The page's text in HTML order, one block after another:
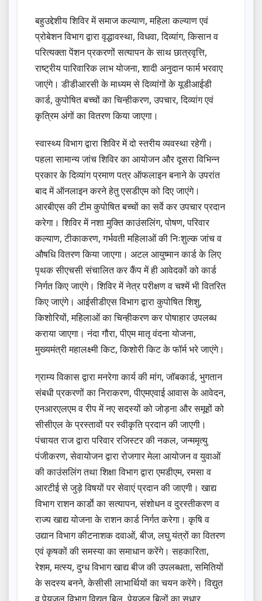
बहुउद्देशीय शिविर में समाज कल्याण, महिला कल्याण एवं
प्रोबेशन विभाग द्वारा वृद्धावस्था, विधवा, दिव्यांग, किसान व
परित्यक्ता पेंशन प्रकरणों सत्यापन के साथ छात्रवृत्ति,
राष्ट्रीय पारिवारिक लाभ योजना, शादी अनुदान फार्म भरवाए
जाएंगे। डीडीआरसी के माध्यम से दिव्यांगों के यूडीआईडी
कार्ड, कुपोषित बच्चों का चिन्हीकरण, उपचार, दिव्यांग एवं
कृत्रिम अंगों का वितरण किया जाएगा।
स्वास्थ्य विभाग द्वारा शिविर में दो स्तरीय व्यवस्था रहेगी।
पहला सामान्य जांच शिविर का आयोजन और दूसरा विभिन्न
प्रकार के दिव्यांग प्रमाण पत्र ऑफलाइन बनाने के उपरांत
बाद में ऑनलाइन करने हेतु एसडीएम को दिए जाएंगे।
आरबीएस की टीम कुपोषित बच्चों का सर्वे कर उपचार प्रदान
करेगा। शिविर में नशा मुक्ति काउंसलिंग, पोषण, परिवार
कल्याण, टीकाकरण, गर्भवती महिलाओं की निःशुल्क जांच व
औषधि वितरण किया जाएगा। अटल आयुष्मान कार्ड के लिए
पृथक सीएचसी संचालित कर कैंप में ही आवेदकों को कार्ड
निर्गत किए जाएंगे। शिविर में नेत्र परीक्षण व चश्में भी वितरित
किए जाएंगे। आईसीडीएस विभाग द्वारा कुपोषित शिशु,
किशोरियों, महिलाओं का चिन्हीकरण कर पोषाहार उपलब्ध
कराया जाएगा। नंदा गौरा, पीएम मातृ वंदना योजना,
मुख्यमंत्री महालक्ष्मी किट, किशोरी किट के फॉर्म भरे जाएंगे।
ग्राम्य विकास द्वारा मनरेगा कार्य की मांग, जॉबकार्ड, भुगतान
संबधी प्रकरणों का निराकरण, पीएमएवाई आवास के आवेदन,
एनआरएलएम व रीप में नए सदस्यों को जोड़ना और समूहों को
सीसीएल के प्रस्तावों पर स्वीकृति प्रदान की जाएगी।
पंचायत राज द्वारा परिवार रजिस्टर की नकल, जन्ममृत्यु
पंजीकरण, सेवायोजन द्वारा रोजगार मेला आयोजन व युवाओं
की काउंसलिंग तथा शिक्षा विभाग द्वारा एमडीएम, रमसा व
आरटीई से जुड़े विषयों पर सेवाएं प्रदान की जाएगी। खाद्य
विभाग राशन कार्डाे का सत्यापन, संशोधन व दुरस्तीकरण व
राज्य खाद्य योजना के राशन कार्ड निर्गत करेगा। कृषि व
उद्यान विभाग कीटनाशक दवाओं, बीज, लघु यंत्रों का वितरण
एवं कृषकों की समस्या का समाधान करेंगे। सहकारिता,
रेशम, मत्स्य, दुग्ध विभाग खाद्य बीज की उपलब्धता, समितियों
के सदस्य बनने, केसीसी लाभार्थियों का चयन करेंगे। विद्युत